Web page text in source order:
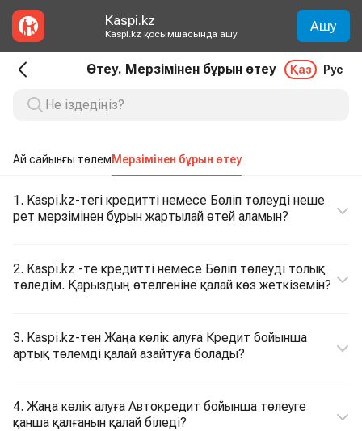
Kaspi.kz
Kaspi.kz қосымшасында ашу Ашу
Өтеу. Мерзімінен бұрын өтеу Қаз Рус
Ай сайынғы төлемМерзімінен бұрын өтеу
1. Kaspi.kz-тегі кредитті немесе Бөліп төлеуді неше
рет мерзімінен бұрын жартылай өтей аламын?
2. Kaspi.kz -те кредитті немесе Бөліп төлеуді толық
төледім. Қарыздың өтелгеніне қалай көз жеткіземін?
3. Kaspi.kz-тен Жаңа көлік алуға Кредит бойынша
артық төлемді қалай азайтуға болады?
4. Жаңа көлік алуға Автокредит бойынша төлеуге
қанша қалғанын қалай біледі?